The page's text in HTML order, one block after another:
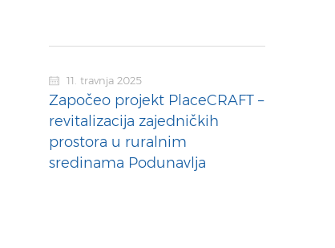
11. travnja 2025
Započeo projekt PlaceCRAFT –
revitalizacija zajedničkih
prostora u ruralnim
sredinama Podunavlja